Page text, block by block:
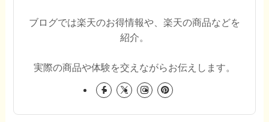
ブログでは楽天のお得情報や、楽天の商品などを
紹介。
実際の商品や体験を交えながらお伝えします。